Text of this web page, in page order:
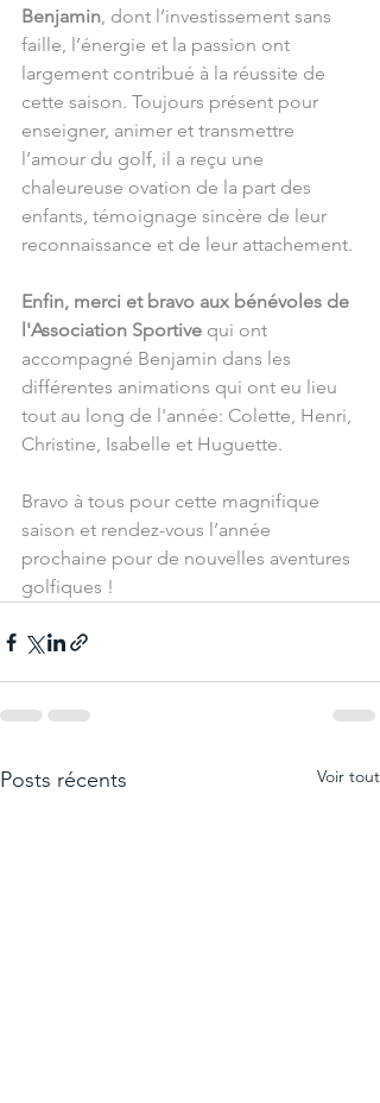
Benjamin, dont l’investissement sans
faille, l’énergie et la passion ont
largement contribué à la réussite de
cette saison. Toujours présent pour
enseigner, animer et transmettre
l’amour du golf, il a reçu une
chaleureuse ovation de la part des
enfants, témoignage sincère de leur
reconnaissance et de leur attachement.
Enfin, merci et bravo aux bénévoles de
l'Association Sportive qui ont
accompagné Benjamin dans les
différentes animations qui ont eu lieu
tout au long de l'année: Colette, Henri,
Christine, Isabelle et Huguette.
Bravo à tous pour cette magnifique
saison et rendez-vous l’année
prochaine pour de nouvelles aventures
golfiques !
Posts récents Voir tout